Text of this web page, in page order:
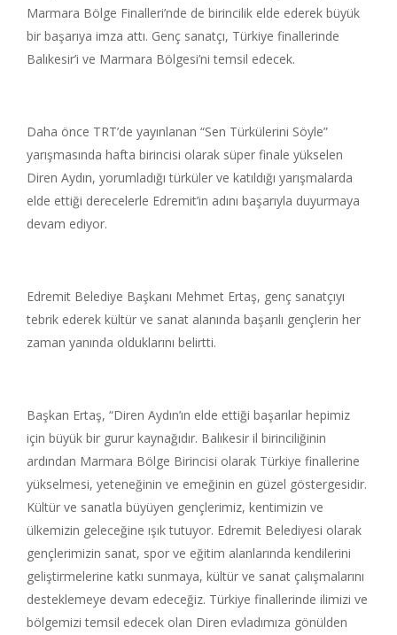
Marmara Bölge Finalleri’nde de birincilik elde ederek büyük
bir başarıya imza attı. Genç sanatçı, Türkiye finallerinde
Balıkesir’i ve Marmara Bölgesi’ni temsil edecek.
Daha önce TRT’de yayınlanan “Sen Türkülerini Söyle”
yarışmasında hafta birincisi olarak süper finale yükselen
Diren Aydın, yorumladığı türküler ve katıldığı yarışmalarda
elde ettiği derecelerle Edremit’in adını başarıyla duyurmaya
devam ediyor.
Edremit Belediye Başkanı Mehmet Ertaş, genç sanatçıyı
tebrik ederek kültür ve sanat alanında başarılı gençlerin her
zaman yanında olduklarını belirtti.
Başkan Ertaş, “Diren Aydın’ın elde ettiği başarılar hepimiz
için büyük bir gurur kaynağıdır. Balıkesir il birinciliğinin
ardından Marmara Bölge Birincisi olarak Türkiye finallerine
yükselmesi, yeteneğinin ve emeğinin en güzel göstergesidir.
Kültür ve sanatla büyüyen gençlerimiz, kentimizin ve
ülkemizin geleceğine ışık tutuyor. Edremit Belediyesi olarak
gençlerimizin sanat, spor ve eğitim alanlarında kendilerini
geliştirmelerine katkı sunmaya, kültür ve sanat çalışmalarını
desteklemeye devam edeceğiz. Türkiye finallerinde ilimizi ve
bölgemizi temsil edecek olan Diren evladımıza gönülden